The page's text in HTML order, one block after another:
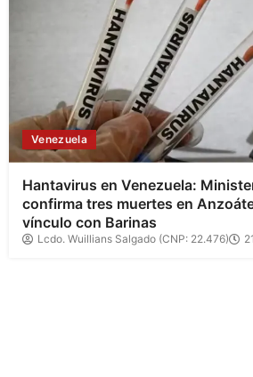
Venezuela
Hantavirus en Venezuela:
confirma tres muertes en
vínculo con Barinas
Lcdo. Wuillians Salgado (CNP: 22.476)